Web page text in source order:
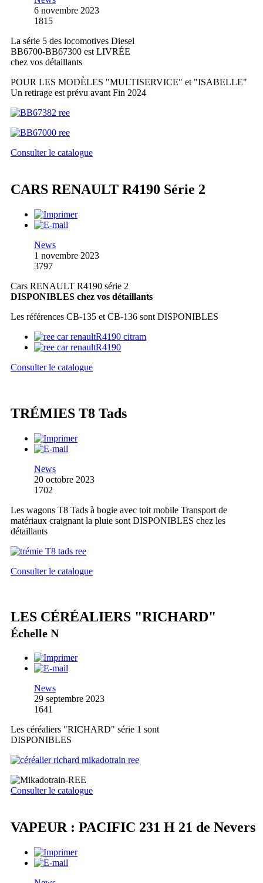
6 novembre 2023
1815
La série 5 des locomotives Diesel
BB6700-BB67300 est LIVRÉE
chez vos détaillants
POUR LES MODÈLES "MULTISERVICE" et "ISABELLE"
Un retirage est prévu avant Fin 2024
Consulter le catalogue
CARS RENAULT R4190 Série 2
News
1 novembre 2023
3797
Cars RENAULT R4190 série 2
DISPONIBLES chez vos détaillants
Les références CB-135 et CB-136 sont DISPONIBLES
Consulter le catalogue
TRÉMIES T8 Tads
News
20 octobre 2023
1702
Les wagons T8 Tads à bogie avec toit mobile Transport de
matériaux craignant la pluie sont DISPONIBLES chez les
détaillants
Consulter le catalogue
LES CÉRÉALIERS "RICHARD"
Échelle N
News
29 septembre 2023
1641
Les céréaliers "RICHARD" série 1 sont
DISPONIBLES
Consulter le catalogue
VAPEUR : PACIFIC 231 H 21 de Nevers